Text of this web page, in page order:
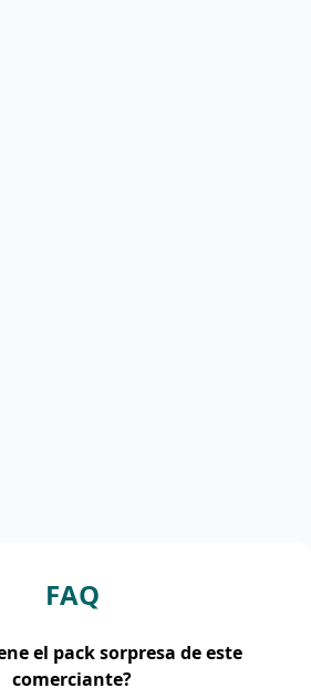
FAQ
el pack sorpresa de este
comerciante?